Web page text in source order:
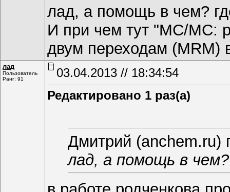
лад, а помощь в чем?
И при чем тут "МС/МС:
двум переходам (MRM)
лад
Пользователь
Ранг: 91
03.04.2013 // 18:34:54
Редактировано 1 раз(а)
Дмитрий (anchem.ru)
лад, а помощь в чем?